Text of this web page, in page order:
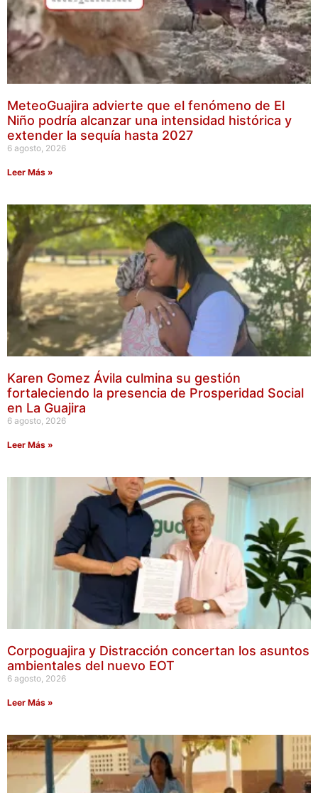
MeteoGuajira advierte que el fenómeno de El
Niño podría alcanzar una intensidad histórica y
extender la sequía hasta 2027
6 agosto, 2026
Leer Más »
Karen Gomez Ávila culmina su gestión
fortaleciendo la presencia de Prosperidad Social
en La Guajira
6 agosto, 2026
Leer Más »
Corpoguajira y Distracción concertan los asuntos
ambientales del nuevo EOT
6 agosto, 2026
Leer Más »